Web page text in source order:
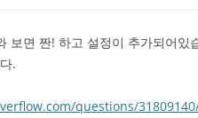
보면 짠! 하고 설정이 추가되어있
.
questions/